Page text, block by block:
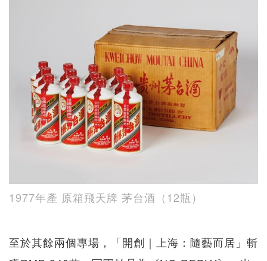
1977年產 原箱飛天牌 茅台酒（12瓶）
至於其餘兩個專場，「開創｜上海：隨藝而居」斬